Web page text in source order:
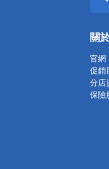
關
官網
促銷
分店
保險